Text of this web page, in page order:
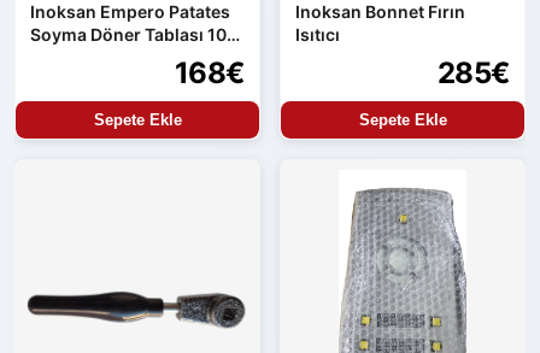
Inoksan Empero Patates
Soyma Döner Tablası 10
kg Makine Uyumlu168€
Sepete Ekle
Inoksan Bonnet Fırın
Isıtıcı
285€
Sepete Ekle